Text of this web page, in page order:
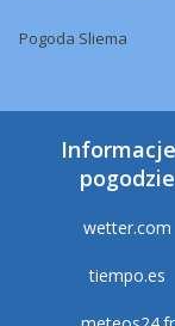
Pogoda Sliema
pogodzie
wetter.com
tiempo.es